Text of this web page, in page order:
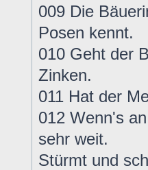
009 Die
Posen kennt.
010 Geht der
Zinken.
011 Hat der
012 Wenn's
sehr weit.
Stürmt und